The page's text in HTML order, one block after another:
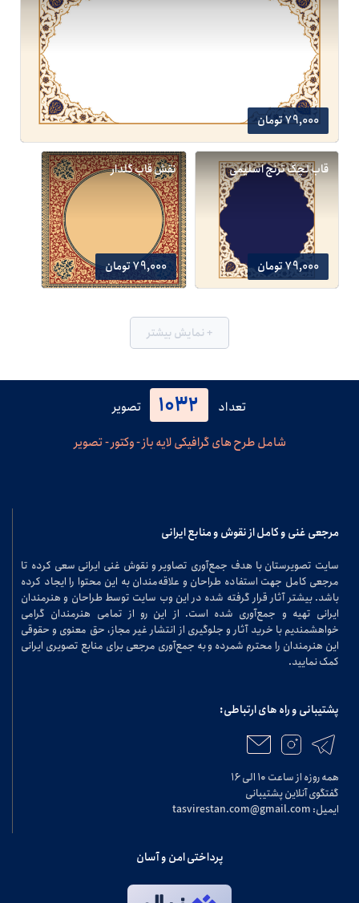
79,000 تومان
قاب لچک ترنج اسلیمی
79,000 تومان
نقش قاب گلدار
79,000 تومان
+ نمایش بیشتر
تعداد 1032
تصویر
شامل طرح های گرافیکی لایه باز - وکتور - تصویر
مرجعی غنی و کامل از نقوش و منابع ایرانی
سایت تصویرستان با هدف جمع‌آوری تصاویر و نقوش غنی ایرانی سعی کرده تا
مرجعی کامل جهت استفاده طراحان و علاقه‌مندان به این محتوا را ایجاد کرده
باشد. بیشتر آثار قرار گرفته شده در این وب سایت توسط طراحان و هنرمندان
ایرانی تهیه و جمع‌آوری شده است. از این رو از تمامی هنرمندان گرامی
خواهشمندیم با خرید آثار و جلوگیری از انتشار غیر مجاز، حق معنوی و حقوقی
این هنرمندان را محترم شمرده و به جمع‌آوری مرجعی برای منابع تصویری ایرانی
کمک نمایید.
پشتیبانی و راه های ارتباطی:
همه روزه از ساعت ۱۰ الی ۱۶
گفتگوی آنلاین پشتیبانی
ایمیل: tasvirestan.com@gmail.com
پرداختی امن و آسان